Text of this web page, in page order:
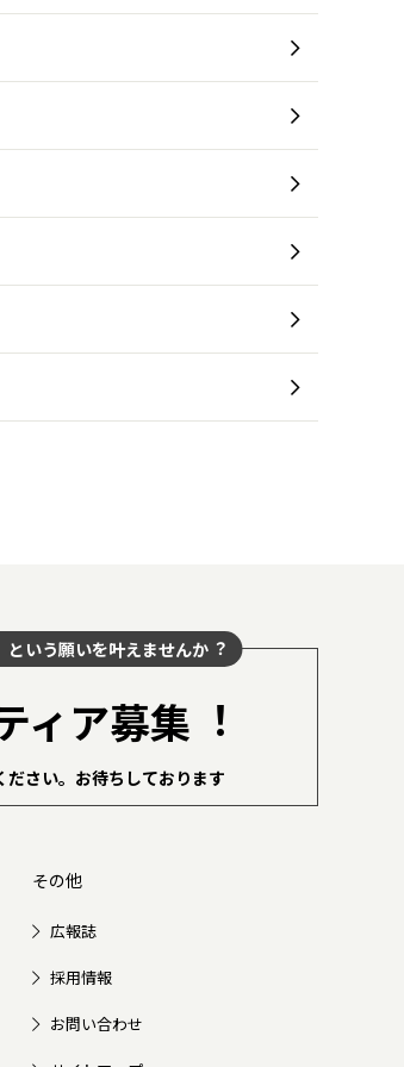
という願いを叶えませんか︖
ィア募集︕
さい。 お待ちしております
その他
広報誌
採用情報
お問い合わせ